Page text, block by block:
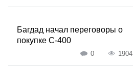
Багдад начал переговоры о
покупке С-400
0 1904